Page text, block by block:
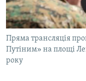
УКРАЇНСЬКА
ІНФОГРАФІКА
ДОЛУЧАЙСЯ!
Пряма трансляція
Путіним» на площі
року